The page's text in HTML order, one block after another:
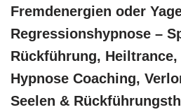
Fremdenergien oder
Regressionshypnose –
Rückführung,
Hypnose Coaching,
Seelen &